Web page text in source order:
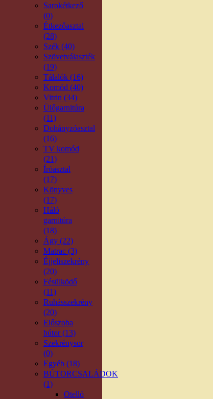
Sarokétkező
(0)
Étkezőasztal
(28)
Szék (40)
Szövetválaszték
(19)
Tálalók (16)
Komód (40)
Vitrin (34)
Ülőgarnitúra
(11)
Dohányzóasztal
(16)
TV komód
(21)
Íróasztal
(17)
Könyves
(17)
Háló
garnitúra
(18)
Ágy (22)
Matrac (3)
Éjjeliszekrény
(20)
Fésülködő
(11)
Ruhásszekrény
(20)
Előszoba
bútor (13)
Szekrénysor
(0)
Egyéb (18)
BÚTORCSALÁDOK
(1)
Otelló